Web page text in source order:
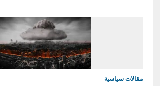
مقالات سياسية